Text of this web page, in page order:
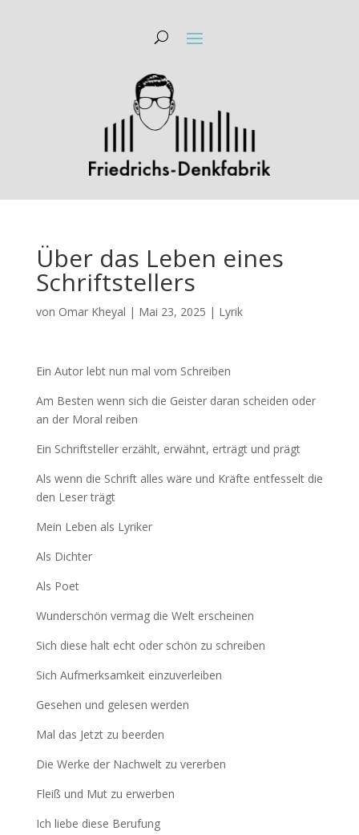
Über das Leben eines
Schriftstellers
von Omar Kheyal | Mai 23, 2025 | Lyrik
Ein Autor lebt nun mal vom Schreiben
Am Besten wenn sich die Geister daran scheiden oder
an der Moral reiben
Ein Schriftsteller erzählt, erwähnt, erträgt und prägt
Als wenn die Schrift alles wäre und Kräfte entfesselt die
den Leser trägt
Mein Leben als Lyriker
Als Dichter
Als Poet
Wunderschön vermag die Welt erscheinen
Sich diese halt echt oder schön zu schreiben
Sich Aufmerksamkeit einzuverleiben
Gesehen und gelesen werden
Mal das Jetzt zu beerden
Die Werke der Nachwelt zu vererben
Fleiß und Mut zu erwerben
Ich liebe diese Berufung